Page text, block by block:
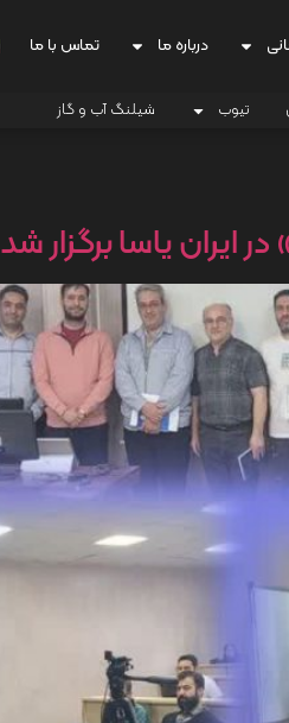
درباره ما تماس با ما
تیوب شیلنگ آب و گاز
ایران‌ یاسا برگزار شد